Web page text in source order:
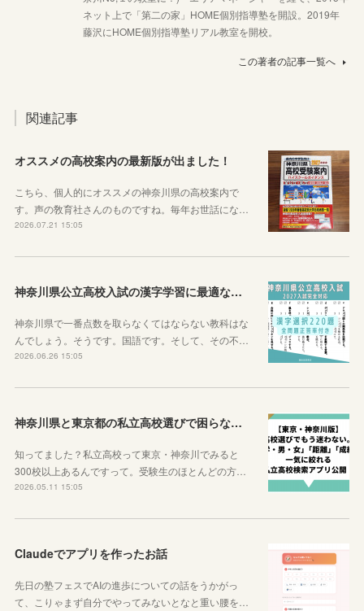
ネット上で「第二の家」HOME個別指導塾を開設。2019年
藤沢にHOME個別指導塾リアル教室を開校。
この著者の記事一覧へ
関連記事
オススメの高校案内の最新版が出ました！
こちら、個人的にオススメの神奈川県の高校案内で
す。声の敎育社さんのものですね。毎年お世話にな…
2026.07.21 15:05
神奈川県公立高校入試の漢字学習に最適な教材を紹介します！
神奈川県で一番点数を取らなくてはならない教科はな
んでしょう。そうです。国語です。そして、その不…
2026.06.26 15:05
神奈川県と東京都の私立高校選びで困らなくなるサイトを紹介するよ！
知ってました？私立高校って東京・神奈川でみると
300校以上あるんですって。受験生のほとんどの方…
2026.05.11 15:05
Claudeでアプリを作ったお話
先日の塾フェスでAIの進歩についての話をうかがっ
て、こりゃまず自分でやってみないとなと重い腰を…